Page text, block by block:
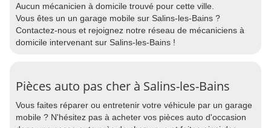
Aucun mécanicien à domicile trouvé pour cette ville.
Vous êtes un un garage mobile sur Salins-les-Bains ?
Contactez-nous et rejoignez notre réseau de mécaniciens à
domicile intervenant sur Salins-les-Bains !
Pièces auto pas cher à Salins-les-Bains
Vous faites réparer ou entretenir votre véhicule par un garage
mobile ? N'hésitez pas à acheter vos pièces auto d'occasion